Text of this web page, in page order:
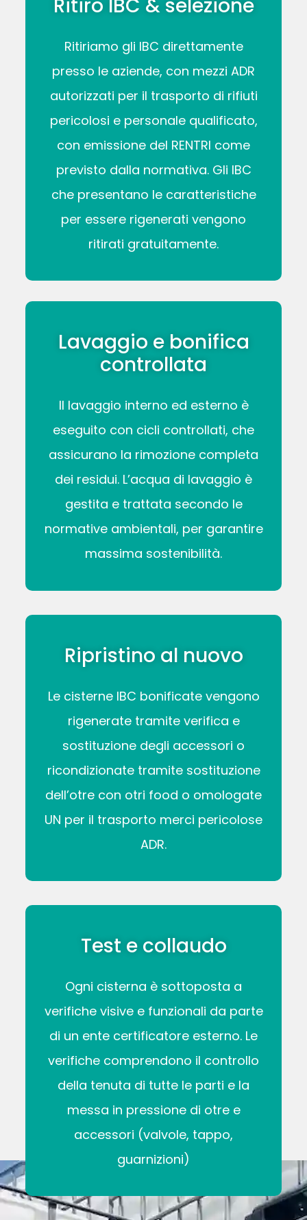
Ritiro IBC & selezione
Ritiriamo gli IBC direttamente
presso le aziende, con mezzi ADR
autorizzati per il trasporto di rifiuti
pericolosi e personale qualificato,
con emissione del RENTRI come
previsto dalla normativa. Gli IBC
che presentano le caratteristiche
per essere rigenerati vengono
ritirati gratuitamente.
Lavaggio e bonifica
controllata
Il lavaggio interno ed esterno è
eseguito con cicli controllati, che
assicurano la rimozione completa
dei residui. L’acqua di lavaggio è
gestita e trattata secondo le
normative ambientali, per garantire
massima sostenibilità.
Ripristino al nuovo
Le cisterne IBC bonificate vengono
rigenerate tramite verifica e
sostituzione degli accessori o
ricondizionate tramite sostituzione
dell’otre con otri food o omologate
UN per il trasporto merci pericolose
ADR.
Test e collaudo
Ogni cisterna è sottoposta a
verifiche visive e funzionali da parte
di un ente certificatore esterno. Le
verifiche comprendono il controllo
della tenuta di tutte le parti e la
messa in pressione di otre e
accessori (valvole, tappo,
guarnizioni)